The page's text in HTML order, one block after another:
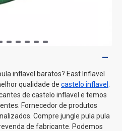
inflavel baratos? East Inflavel
qualidade de castelo inflavel
de castelo inflavel e temos
Fornecedor de produtos
Compre jungle pula pula
de fabricante. Podemos